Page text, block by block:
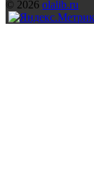
© 2026 olalib.ru